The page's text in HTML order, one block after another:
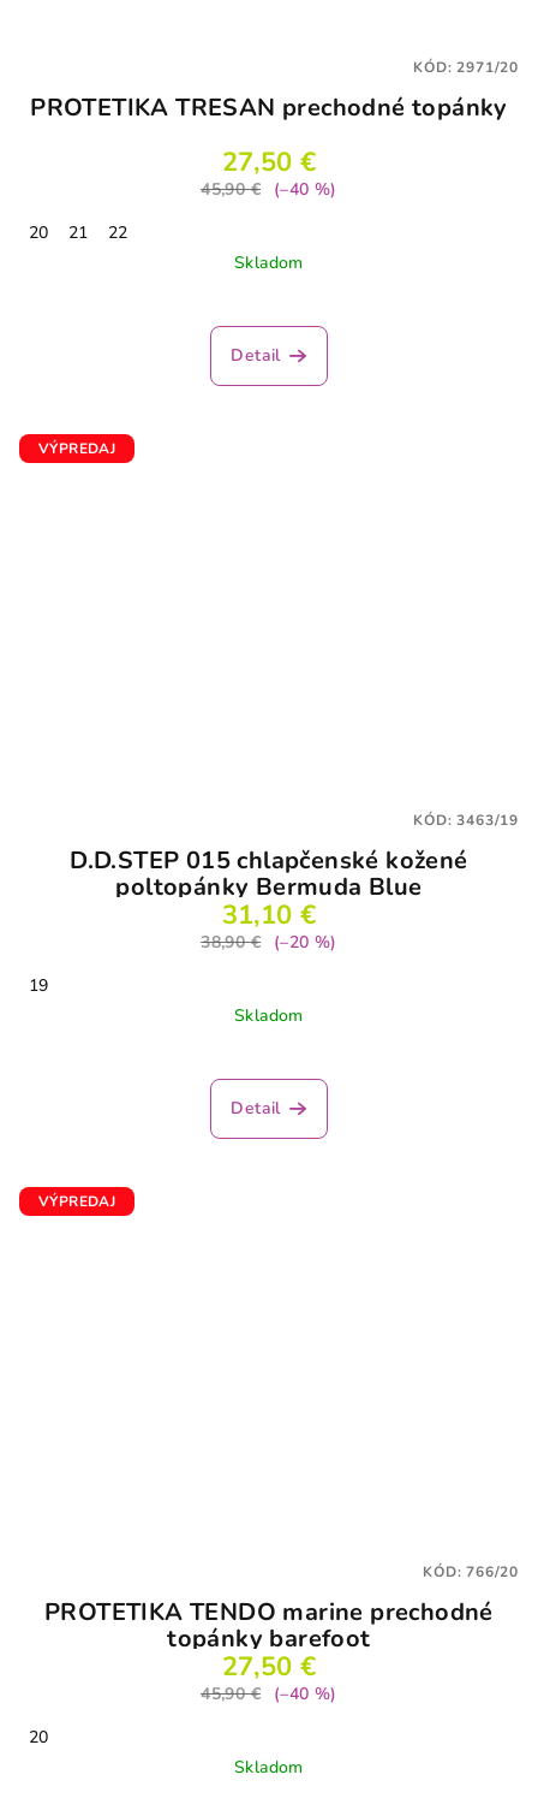
PROTETIKA TRESAN prechodné topánky
27,50 €
45,90 €
(–40 %)
20
21
22
Skladom
Detail
KÓD:2971/20
VÝPREDAJ
D.D.STEP 015 chlapčenské kožené
poltopánky Bermuda Blue
31,10 €
38,90 €
(–20 %)
19
Skladom
Detail
KÓD:3463/19
VÝPREDAJ
PROTETIKA TENDO marine prechodné
topánky barefoot
27,50 €
45,90 €
(–40 %)
20
Skladom
KÓD:766/20